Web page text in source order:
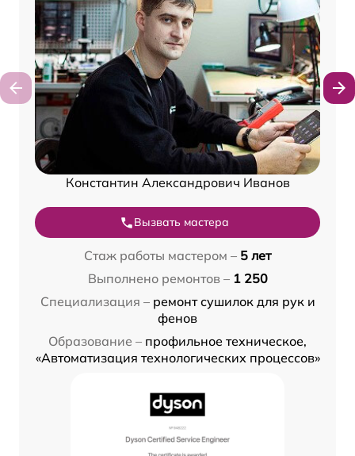
Константин Александрович Иванов
Вызвать мастера
Стаж работы мастером – 5 лет
Выполнено ремонтов – 1 250
Специализация – ремонт сушилок для рук и
фенов
Образование – профильное техническое,
«Автоматизация технологических процессов»